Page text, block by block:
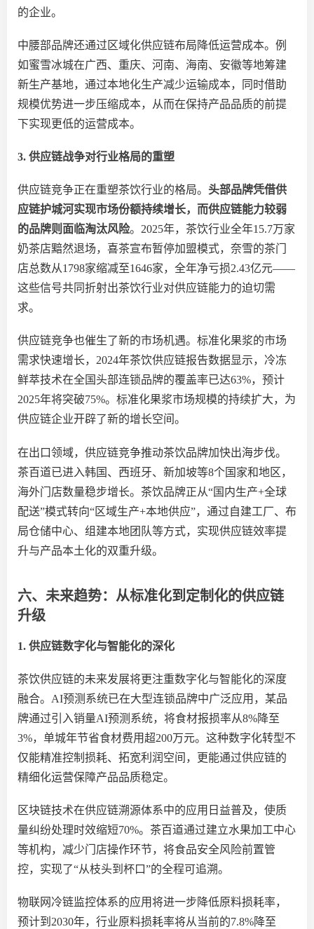
的企业。
中腰部品牌还通过区域化供应链布局降低运营成本。例
如蜜雪冰城在广西、重庆、河南、海南、安徽等地筹建
新生产基地，通过本地化生产减少运输成本，同时借助
规模优势进一步压缩成本，从而在保持产品品质的前提
下实现更低的运营成本。
3. 供应链战争对行业格局的重塑
供应链竞争正在重塑茶饮行业的格局。 头部品牌凭借供
应链护城河实现市场份额持续增长，而供应链能力较弱
的品牌则面临淘汰风险。 2025年，茶饮行业全年15.7万家
奶茶店黯然退场，喜茶宣布暂停加盟模式，奈雪的茶门
店总数从1798家缩减至1646家，全年净亏损2.43亿元——
这些信号共同折射出茶饮行业对供应链能力的迫切需
求。
供应链竞争也催生了新的市场机遇。标准化果浆的市场
需求快速增长， 2024年茶饮供应链报告数据显示，冷冻
鲜萃技术在全国头部连锁品牌的覆盖率已达63%，预计
2025年将突破75%。标准化果浆市场规模的持续扩大，为
供应链企业开辟了新的增长空间 。
在出口领域，供应链竞争推动茶饮品牌加快出海步伐。
茶百道已进入韩国、西班牙、新加坡等8个国家和地区，
海外门店数量稳步增长。茶饮品牌正从“国内生产+全球
配送”模式转向“区域生产+本地供应”，通过自建工厂、布
局仓储中心、组建本地团队等方式，实现供应链效率提
升与产品本土化的双重升级。
六、未来趋势：从标准化到定制化的供应链
升级
1. 供应链数字化与智能化的深化
茶饮供应链的未来发展将更注重数字化与智能化的深度
融合。 AI预测系统已在大型连锁品牌中广泛应用，某品
牌通过引入销量AI预测系统，将食材报损率从8%降至
3%，单城年节省食材费用超200万元。这种数字化转型不
仅能精准控制损耗、 拓宽利润空间，更能通过供应链的
精细化运营保障产品品质稳定。
区块链技术在供应链溯源体系中的应用日益普及，使质
量纠纷处理时效缩短70%。茶百道通过建立水果加工中心
等机构，减少门店操作环节，将食品安全风险前置管
控，实现了“从枝头到杯口”的全程可追溯。
物联网冷链监控体系的应用将进一步降低原料损耗率，
预计到 2030年，行业原料损耗率将从当前的7.8%降至